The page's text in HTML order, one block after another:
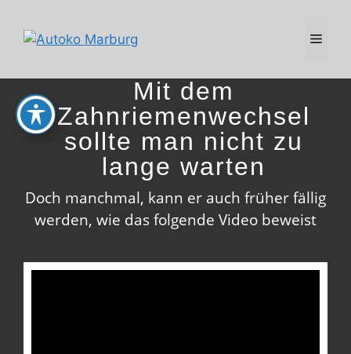
Inhalt
springen
Mit dem
Zahnriemenwechsel
sollte man nicht zu
lange warten
Doch manchmal, kann er auch früher fällig
werden, wie das folgende Video beweist